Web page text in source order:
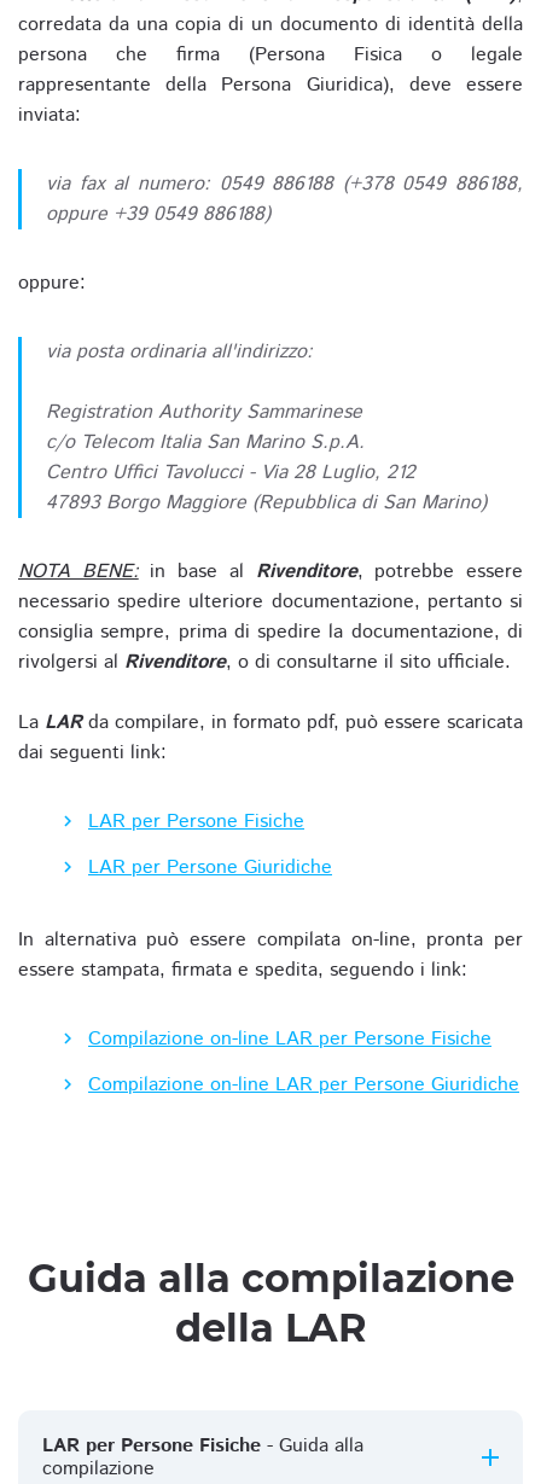
corredata da una copia di un documento di identità della
persona che firma (Persona Fisica o legale
rappresentante della Persona Giuridica), deve essere
inviata:
via fax al numero: 0549 886188 (+378 0549 886188,
oppure +39 0549 886188)
oppure:
via posta ordinaria all'indirizzo:
Registration Authority Sammarinese
c/o Telecom Italia San Marino S.p.A.
Centro Uffici Tavolucci - Via 28 Luglio, 212
47893 Borgo Maggiore (Repubblica di San Marino)
NOTA BENE:in base al Rivenditore, potrebbe essere
necessario spedire ulteriore documentazione, pertanto si
consiglia sempre, prima di spedire la documentazione, di
rivolgersi al Rivenditore, o di consultarne il sito ufficiale.
La LARda compilare, in formato pdf, può essere scaricata
dai seguenti link:
LAR per Persone Fisiche
LAR per Persone Giuridiche
In alternativa può essere compilata on-line, pronta per
essere stampata, firmata e spedita, seguendo i link:
Compilazione on-line LAR per Persone Fisiche
Compilazione on-line LAR per Persone Giuridiche
Guida alla compilazione
della LAR
LAR per Persone Fisiche - Guida alla
compilazione